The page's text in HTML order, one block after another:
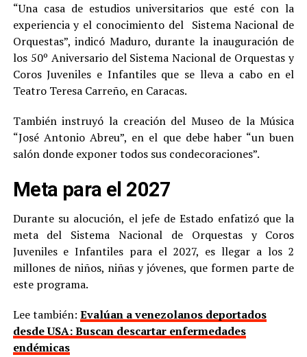
“Una casa de estudios universitarios que esté con la
experiencia y el conocimiento del Sistema Nacional de
Orquestas”, indicó Maduro, durante la inauguración de
los 50º Aniversario del Sistema Nacional de Orquestas y
Coros Juveniles e Infantiles que se lleva a cabo en el
Teatro Teresa Carreño, en Caracas.
También instruyó la creación del Museo de la Música
“José Antonio Abreu”, en el que debe haber “un buen
salón donde exponer todos sus condecoraciones”.
Meta para el 2027
Durante su alocución, el jefe de Estado enfatizó que la
meta del Sistema Nacional de Orquestas y Coros
Juveniles e Infantiles para el 2027, es llegar a los 2
millones de niños, niñas y jóvenes, que formen parte de
este programa.
Lee también: Evalúan a venezolanos deportados
desde USA: Buscan descartar enfermedades
endémicas